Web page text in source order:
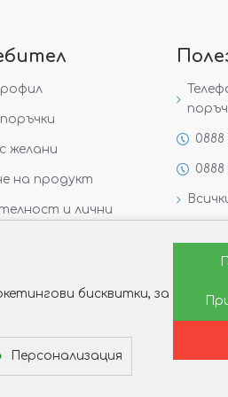
желани
на продукт
и лични
0888
0888
Защо
Как
бисквитки, за
Персонализация